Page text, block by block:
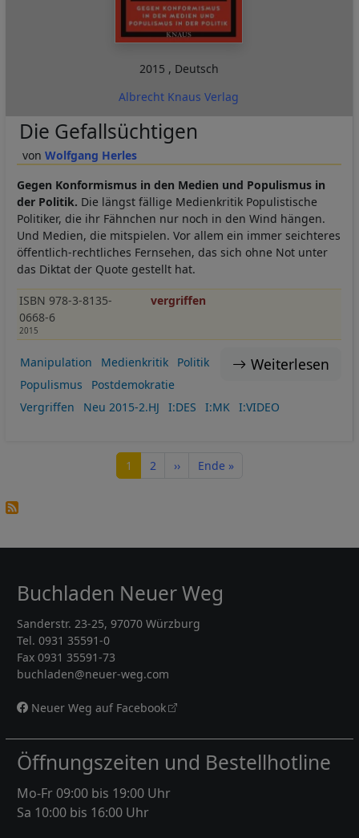
2015 , Deutsch
Albrecht Knaus Verlag
Wolfgang Herles
Die Gefallsüchtigen
Gegen Konformismus in den Medien und Populismus in
der Politik. Die längst fällige Medienkritik Populistische
Politiker, die ihr Fähnchen nur noch in den Wind hängen.
Und Medien, die mitspielen. Vor allem ein immer seichteres
öffentlich-rechtliches Fernsehen, das sich ohne Not unter
das Diktat der Quote gestellt hat.
ISBN 978-3-8135-
0668-6
2015
vergriffen
Weiterlesen
Manipulation Medienkritik
Politik
Populismus
Postdemokratie
Vergriffen
Neu 2015-2.HJ I:DES I:MK I:VIDEO
Seite
1 Seite
2 Nächste Seite
›› Letzte Seite
Ende »
Buchladen Neuer Weg
Sanderstr. 23-25, 97070 Würzburg
Tel. 0931 35591-0
Fax 0931 35591-73
buchladen@neuer-weg.com
Neuer Weg auf Facebook
Öffnungszeiten und Bestellhotline
Mo-Fr 09:00 bis 19:00 Uhr
Sa 10:00 bis 16:00 Uhr